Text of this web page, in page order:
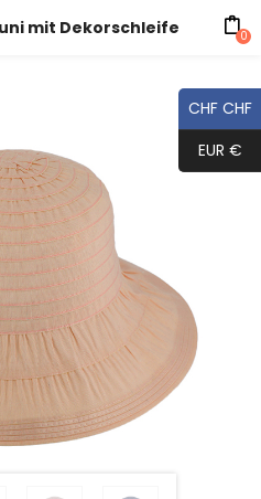
mit Dekorschleife 0
CHF CHF
EUR €